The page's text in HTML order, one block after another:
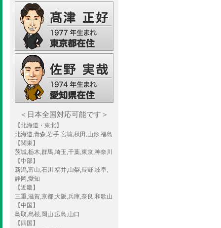
＜日本全国対応可能です＞
【北海道・東北】
北海道,青森,岩手,宮城,秋田,山形,福島
【関東】
茨城,栃木,群馬,埼玉,千葉,東京,神奈川
【中部】
新潟,富山,石川,福井,山梨,長野,岐阜,
静岡,愛知
【近畿】
三重,滋賀,京都,大阪,兵庫,奈良,和歌山
【中国】
鳥取,島根,岡山,広島,山口
【四国】